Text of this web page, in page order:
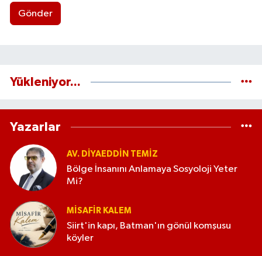
Gönder
Yükleniyor...
Yazarlar
AV. DIYAEDDIN TEMIZ
Bölge İnsanını Anlamaya Sosyoloji Yeter
Mi?
MISAFIR KALEM
Siirt'in kapı, Batman'ın gönül komşusu
köyler